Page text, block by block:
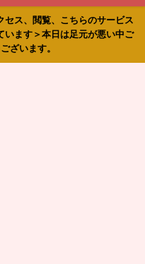
セス、閲覧、こちらのサービス
います＞本日は足元が悪い中ご
ざいます。